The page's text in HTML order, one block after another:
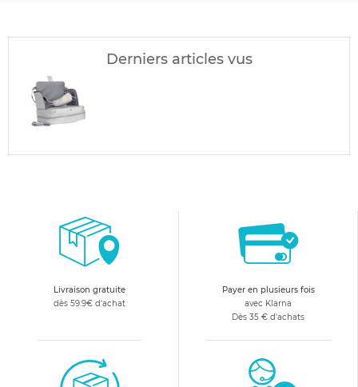
Derniers articles vus
Livraison gratuite
dès 59.9€ d'achat
Payer en plusieurs fois
avec Klarna
Dès 35 € d'achats